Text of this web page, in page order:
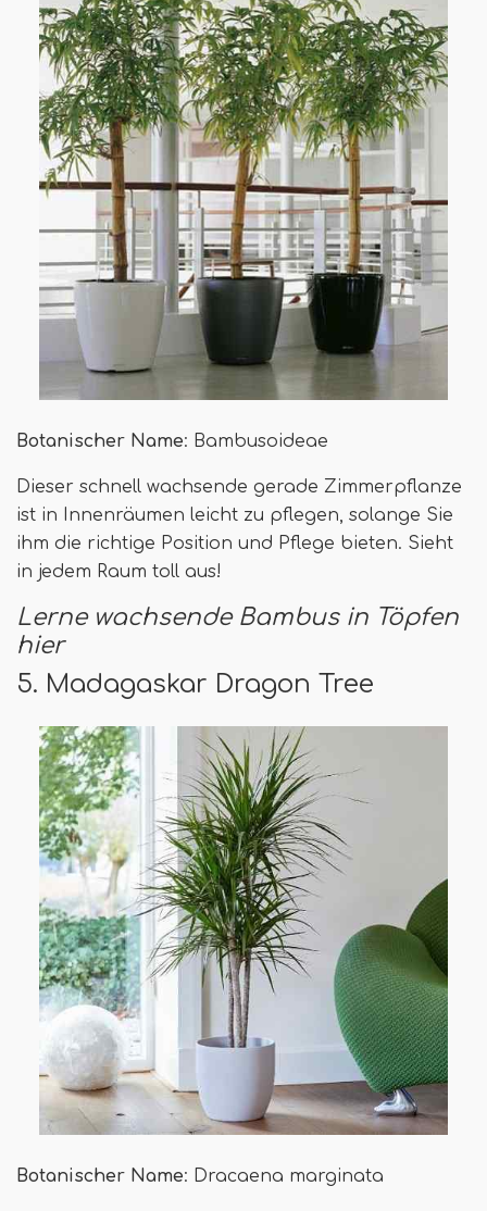
Botanischer Name: Bambusoideae
Dieser schnell wachsende gerade Zimmerpflanze
ist in Innenräumen leicht zu pflegen, solange Sie
ihm die richtige Position und Pflege bieten. Sieht
in jedem Raum toll aus!
Lerne wachsende Bambus in Töpfen
hier
5. Madagaskar Dragon Tree
Botanischer Name: Dracaena marginata